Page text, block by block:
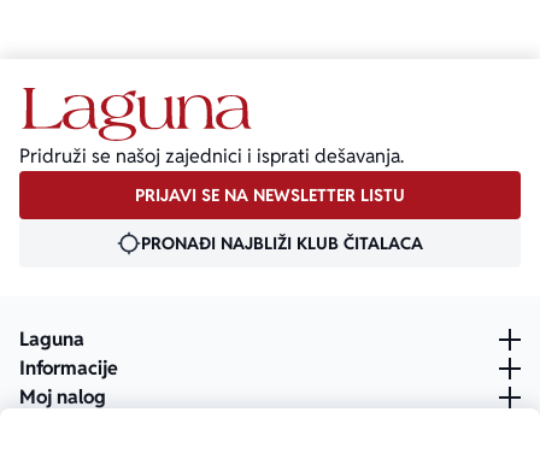
Pridruži se našoj zajednici i isprati dešavanja.
PRIJAVI SE NA NEWSLETTER LISTU
PRONAĐI NAJBLIŽI KLUB ČITALACA
Laguna
Informacije
Moj nalog